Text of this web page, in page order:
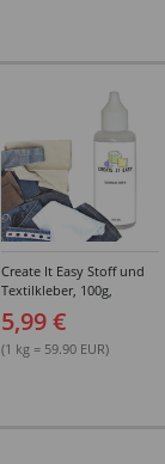
Create It Easy Stoff und
Textilkleber, 100g,
Kunststoffflasche mit
Maldüse
5,99 €
(1 kg = 59.90 EUR)